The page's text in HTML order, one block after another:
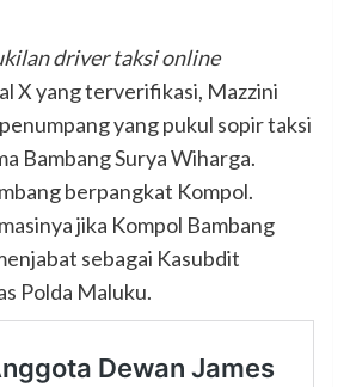
driver taksi online
X yang terverifikasi, Mazzini
yang pukul sopir taksi
Bambang Surya Wiharga.
berpangkat Kompol.
jika Kompol Bambang
sebagai Kasubdit
Polda Maluku.